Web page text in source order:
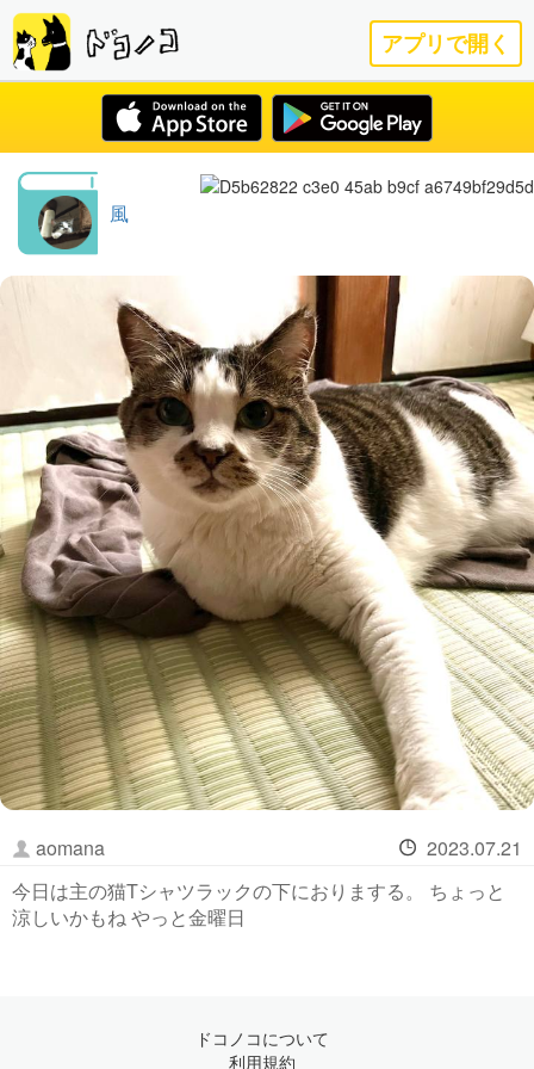
アプリで開く
風
aomana
2023.07.21
今日は主の猫Tシャツラックの下におりまする。 ちょっと
涼しいかもね やっと金曜日
ドコノコについて
利用規約